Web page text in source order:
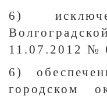
6)
11.07.2012 №
6)
городском